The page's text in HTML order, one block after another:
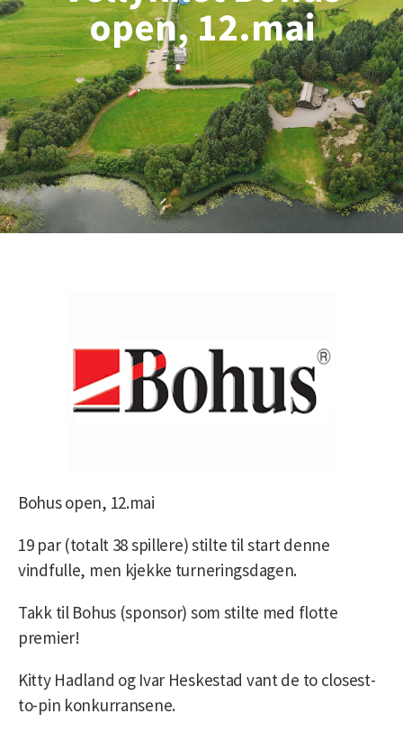
open, 12.mai
Bohus open, 12.mai
19 par (totalt 38 spillere) stilte til start denne
vindfulle, men kjekke turneringsdagen.
Takk til Bohus (sponsor) som stilte med flotte
premier!
Kitty Hadland og Ivar Heskestad vant de to closest-
to-pin konkurransene.